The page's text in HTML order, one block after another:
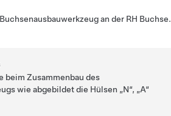
an der RH Buchse.
beim Zusammenbau des
wie abgebildet die Hülsen „N“, „A“